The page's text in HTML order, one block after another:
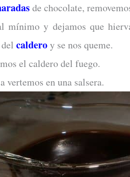
de chocolate,
mínimo y dejamos que
calderoy se nos queme.
el caldero del fuego.
vertemos en una salsera.